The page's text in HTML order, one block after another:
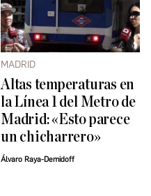
MADRID
Altas temperaturas en
la Línea 1 del Metro de
Madrid: «Esto parece
un chicharrero»
Álvaro Raya-Demidoff